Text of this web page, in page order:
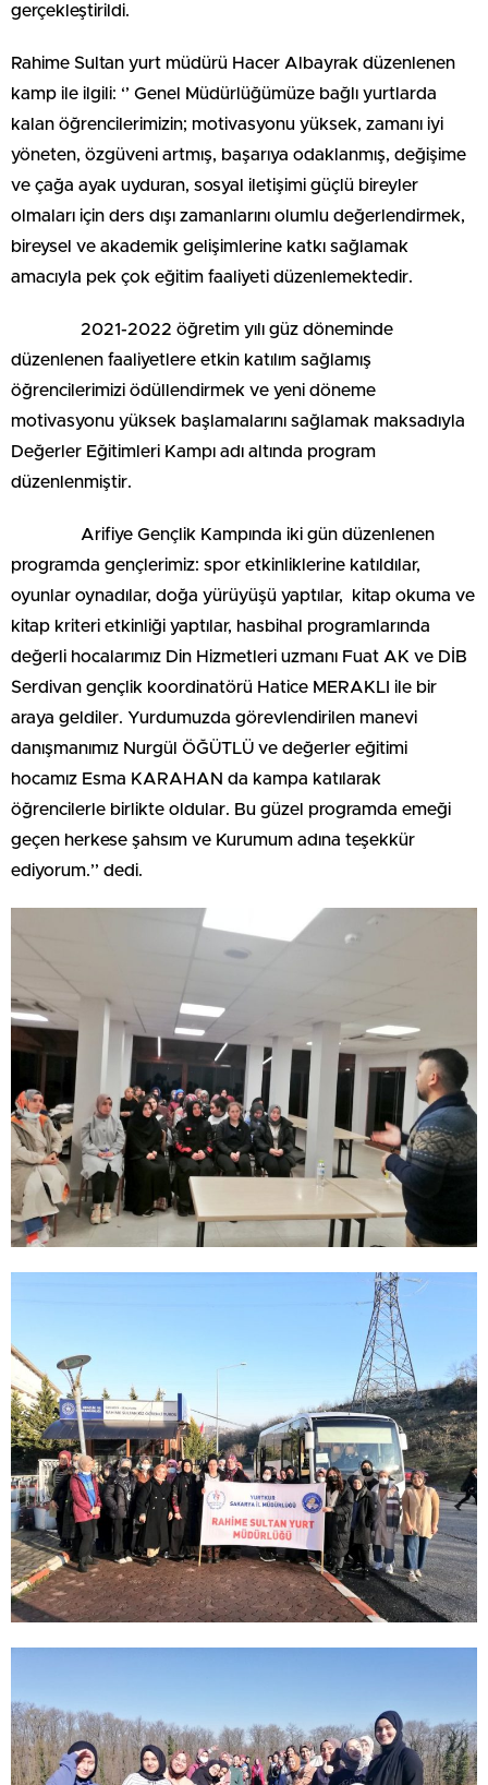
gerçekleştirildi.
Rahime Sultan yurt müdürü Hacer Albayrak düzenlenen
kamp ile ilgili: ‘’ Genel Müdürlüğümüze bağlı yurtlarda
kalan öğrencilerimizin; motivasyonu yüksek, zamanı iyi
yöneten, özgüveni artmış, başarıya odaklanmış, değişime
ve çağa ayak uyduran, sosyal iletişimi güçlü bireyler
olmaları için ders dışı zamanlarını olumlu değerlendirmek,
bireysel ve akademik gelişimlerine katkı sağlamak
amacıyla pek çok eğitim faaliyeti düzenlemektedir.
2021-2022 öğretim yılı güz döneminde
düzenlenen faaliyetlere etkin katılım sağlamış
öğrencilerimizi ödüllendirmek ve yeni döneme
motivasyonu yüksek başlamalarını sağlamak maksadıyla
Değerler Eğitimleri Kampı adı altında program
düzenlenmiştir.
Arifiye Gençlik Kampında iki gün düzenlenen
programda gençlerimiz: spor etkinliklerine katıldılar,
oyunlar oynadılar, doğa yürüyüşü yaptılar, kitap okuma ve
kitap kriteri etkinliği yaptılar, hasbihal programlarında
değerli hocalarımız Din Hizmetleri uzmanı Fuat AK ve DİB
Serdivan gençlik koordinatörü Hatice MERAKLI ile bir
araya geldiler. Yurdumuzda görevlendirilen manevi
danışmanımız Nurgül ÖĞÜTLÜ ve değerler eğitimi
hocamız Esma KARAHAN da kampa katılarak
öğrencilerle birlikte oldular. Bu güzel programda emeği
geçen herkese şahsım ve Kurumum adına teşekkür
ediyorum.’’ dedi.